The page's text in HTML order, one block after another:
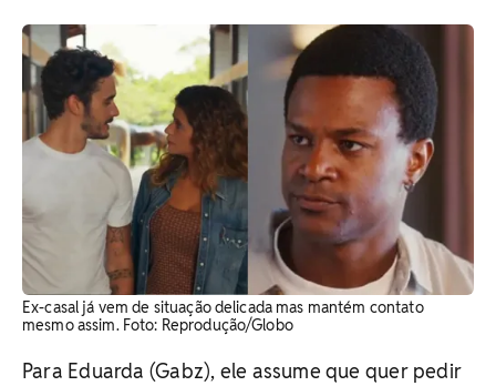
Ex-casal já vem de situação delicada mas mantém contato
mesmo assim. ​Foto: Reprodução/Globo
Para Eduarda (Gabz), ele assume que quer pedir